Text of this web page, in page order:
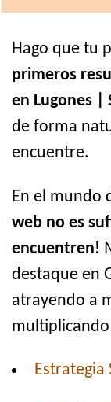
Hago que tu
primeros
en Lugones |
de forma
encuentre.
En el mundo
web no es
encuentren!
destaque en
atrayendo a
Estrategia